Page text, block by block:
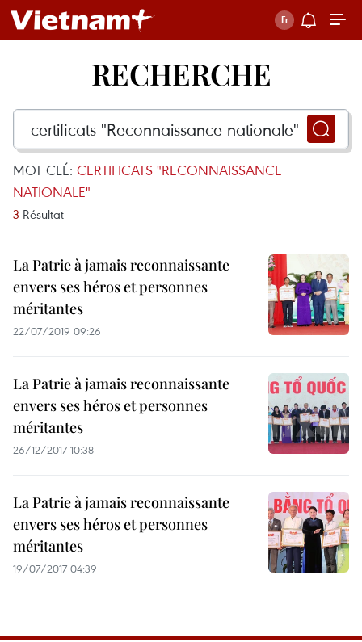
RECHERCHE
MOT CLÉ: CERTIFICATS "RECONNAISSANCE
NATIONALE"
3 Résultat
La Patrie à jamais reconnaissante
envers ses héros et personnes
méritantes
22/07/2019 09:26
La Patrie à jamais reconnaissante
envers ses héros et personnes
méritantes
26/12/2017 10:38
La Patrie à jamais reconnaissante
envers ses héros et personnes
méritantes
19/07/2017 04:39